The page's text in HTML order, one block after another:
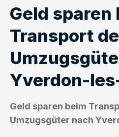
Geld sparen
Transport
Yverdon-
Geld sparen beim
Umzugsgüter nach